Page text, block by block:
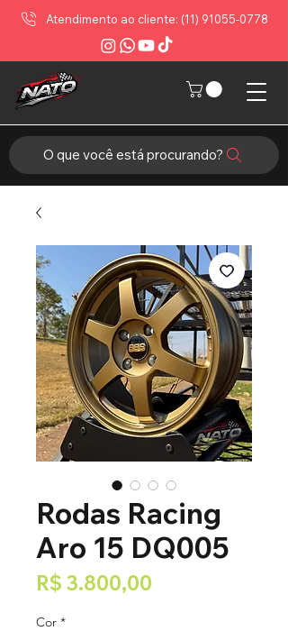
O que você está procurando?
Atendimento ao cliente: (11) 91055-0778
Rodas Racing
Aro 15 DQ005
R$ 3.800,00
Cor *